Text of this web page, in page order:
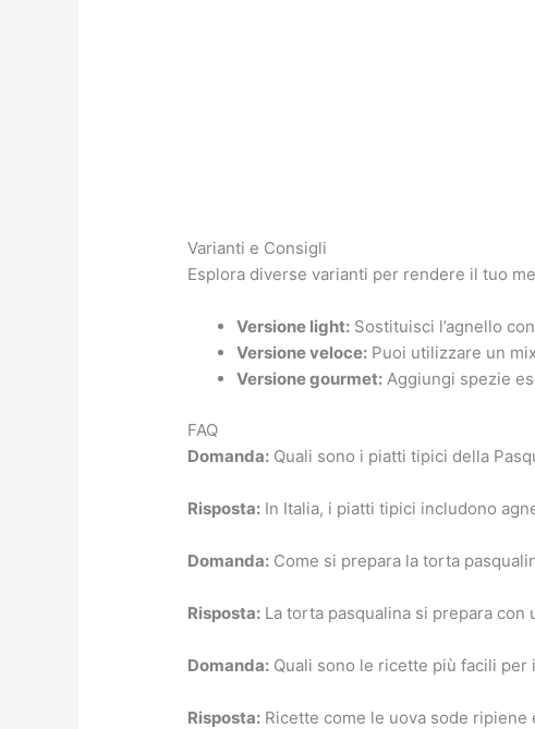
Varianti e Consigli
Esplora diverse varianti per rendere il tuo
Versione light: Sostituisci l’agnello
Versione veloce: Puoi utilizzare un
Versione gourmet: Aggiungi spezie
FAQ
Domanda: Quali sono i piatti tipici della
Risposta: In Italia, i piatti tipici includono
Domanda: Come si prepara la torta
Risposta: La torta pasqualina si prepara
Domanda: Quali sono le ricette più facili per
Risposta: Ricette come le uova sode ripiene